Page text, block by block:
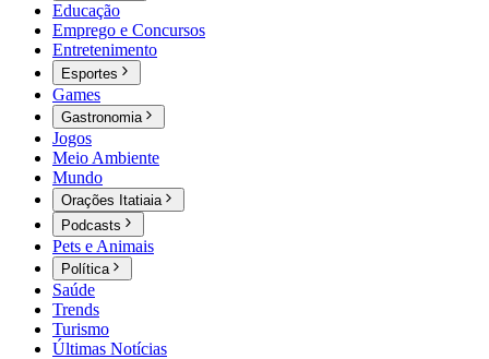
Educação
Emprego e Concursos
Entretenimento
Esportes
Games
Gastronomia
Jogos
Meio Ambiente
Mundo
Orações Itatiaia
Podcasts
Pets e Animais
Política
Saúde
Trends
Turismo
Últimas Notícias